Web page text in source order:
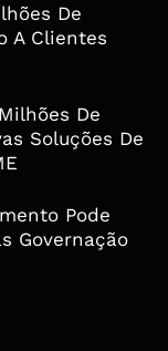
De
A Clientes
De
Soluções De
Pode
Governação